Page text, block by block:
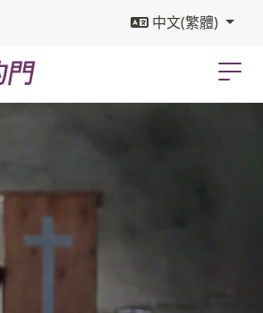
中文(繁體)